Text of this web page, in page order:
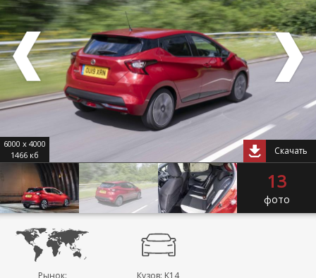
6000 x 4000
1466 кб
Скачать
13
фото